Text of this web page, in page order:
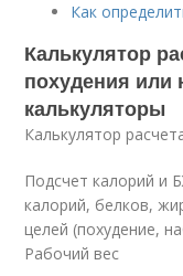
Как
Калькулятор
похудения или
калькуляторы
Калькулятор
Подсчет калорий и
калорий, белков,
целей (похудение,
Рабочий вес